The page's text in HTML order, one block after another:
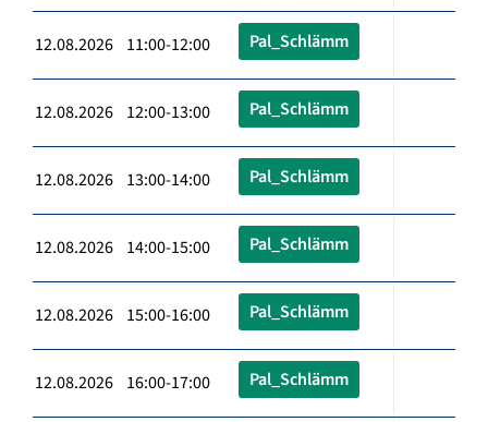
12.08.2026 11:00-12:00 Pal_Schlämm
12.08.2026 12:00-13:00 Pal_Schlämm
12.08.2026 13:00-14:00 Pal_Schlämm
12.08.2026 14:00-15:00 Pal_Schlämm
12.08.2026 15:00-16:00 Pal_Schlämm
12.08.2026 16:00-17:00 Pal_Schlämm